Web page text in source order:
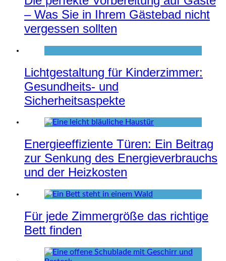
– Was Sie in Ihrem Gästebad nicht
vergessen sollten
Lichtgestaltung für Kinderzimmer:
Gesundheits- und
Sicherheitsaspekte
Energieeffiziente Türen: Ein Beitrag
zur Senkung des Energieverbrauchs
und der Heizkosten
Für jede Zimmergröße das richtige
Bett finden